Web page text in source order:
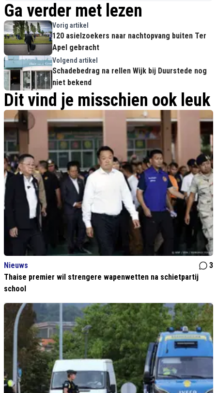
Ga verder met lezen
Vorig artikel
120 asielzoekers naar nachtopvang buiten Ter
Apel gebracht
Volgend artikel
Schadebedrag na rellen Wijk bij Duurstede nog
niet bekend
Dit vind je misschien ook leuk
Nieuws
3
Thaise premier wil strengere wapenwetten na schietpartij
school